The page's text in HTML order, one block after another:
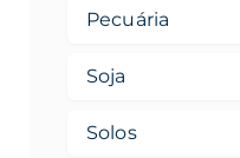
Pecuária
Soja
Solos